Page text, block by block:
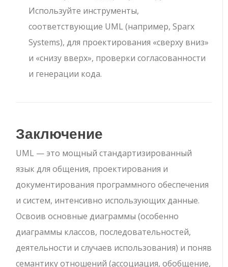
Используйте инструменты,
соответствующие UML (например, Sparx
Systems), для проектирования «сверху вниз»
и «снизу вверх», проверки согласованности
и генерации кода.
Заключение
UML — это мощный стандартизированный
язык для общения, проектирования и
документирования программного обеспечения
и систем, интенсивно использующих данные.
Освоив основные диаграммы (особенно
диаграммы классов, последовательностей,
деятельности и случаев использования) и поняв
семантику отношений (ассоциация, обобщение,